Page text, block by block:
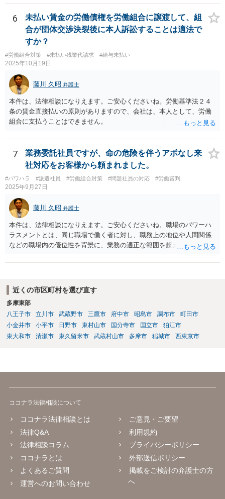
しい案件です。労働組合への相談も有効です。就業規則の変更では変
更できない労働条件の場合（労働契約法１０条但書）は、労働者の同
意が必要です。この場合、真の同意がいるとされる場合も十分にあり
ます。就業規則の不利益変更問題であれば労働契約法１０条本文に基
づいて判断されます。周知性と合理性の要件の有無が問題となりま
す。合理性は必要性、不利益性、相当性、その他の要素から判断され
ます。良い解決になりますよう祈念しております。法的責任をきちん
と追及されたい場合には、労働法にかなり詳しく、上記に関係した法
理等にも通じた弁護士等に相談し、法的に正確に分析してもらい、今
後の対応を検討するべきです。
6
未払い賃金の労働債権を労働組合に譲渡して、組
合が団体交渉決裂後に本人訴訟することは適法で
すか？
#労働組合対策 #未払い残業代請求 #給与未払い
2025年10月19日
藤川 久昭 弁護士
本件は、法律相談になりえます。ご安心くださいね。労働基準法２４
条の賃金直接払いの原則がありますので、会社は、本人として、労働
組合に支払うことはできません。
7
業務委託社員ですが、命の危険を伴うアポなし来
社対応をお客様から頼まれました。
#パワハラ #派遣社員 #労働組合対策 #問題社員の対応 #労働審判
2025年9月27日
藤川 久昭 弁護士
本件は、法律相談になりえます。ご安心くださいね。職場のパワーハ
ラスメントとは、同じ職場で働く者に対し、職務上の地位や人間関係
などの職場内の優位性を背景に、業務の適正な範囲を超えて、精神
本件の言動が、これらに該当するかどうか、証拠に基づいて、子細な
きちんと追及されたい場合には、労働法にかなり詳しく、上記に関係
した法理等にも通じた弁護士等に相談し、法的に正確に分析してもら
い、今後の対応を検討するべきです。
近くの市区町村を選び直す
多摩東部
八王子市
立川市 武蔵野市 三鷹市 府中市 昭島市 調布市
町田市
小金井市
小平市 日野市 東村山市 国分寺市 国立市
狛江市
東大和市
清瀬市 東久留米市 武蔵村山市 多摩市 稲城市 西東京市
ココナラ法律相談について
ココナラ法律相談とは
法律Q&A
法律相談コラム
ココナラとは
よくあるご質問
運営へのお問い合わせ
ご意見・ご要望
利用規約
プライバシーポリシー
外部送信ポリシー
掲載をご検討の弁護士の方
へ